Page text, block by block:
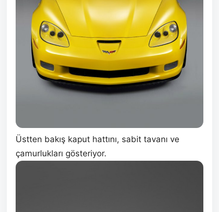
Üstten bakış kaput hattını, sabit tavanı ve
çamurlukları gösteriyor.